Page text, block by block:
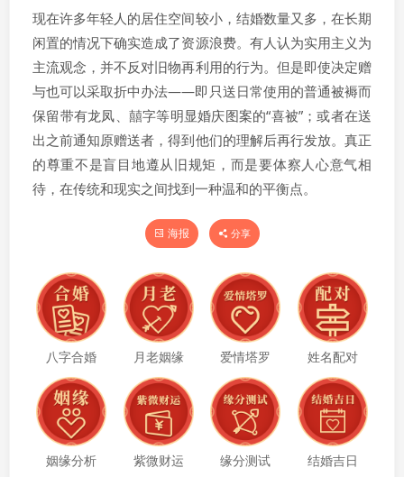
现在许多年轻人的居住空间较小，结婚数量又多，在长期
闲置的情况下确实造成了资源浪费。有人认为实用主义为
主流观念，并不反对旧物再利用的行为。但是即使决定赠
与也可以采取折中办法——即只送日常使用的普通被褥而
保留带有龙凤、囍字等明显婚庆图案的“喜被”；或者在送
出之前通知原赠送者，得到他们的理解后再行发放。真正
的尊重不是盲目地遵从旧规矩，而是要体察人心意气相
待，在传统和现实之间找到一种温和的平衡点。
海报 分享
八字合婚 月老姻缘 爱情塔罗 姓名配对
姻缘分析 紫微财运 缘分测试 结婚吉日